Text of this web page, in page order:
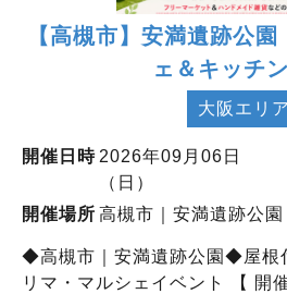
【高槻市】安満遺跡公
ェ＆キッチ
大阪エリア
開催日時 2026年09月06日
（日）
開催場所 高槻市｜安満遺跡公園
◆高槻市｜安満遺跡公園◆屋根
リマ・マルシェイベント 【 開